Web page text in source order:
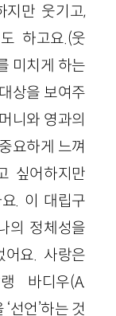
지만 웃기고,
하고요.(웃
미치게 하는
상을 보여주
니와 영과의
요하게 느껴
싶어하지만
. 이 대립구
의 정체성을
요. 사랑은
바디우(A.
선언’하는 것